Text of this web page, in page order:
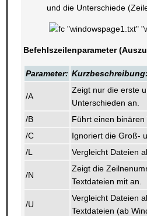
und die Unterschiede
Befehlszeilenparameter
Parameter: Kurzbeschreibung:
/A
Zeigt nur die erste
Unterschieden an.
/B
Führt einen binären
/C
Ignoriert die Groß-
/L
Vergleicht Dateien
/N
Zeigt die
Textdateien mit an.
/U
Vergleicht Dateien
Textdateien (ab